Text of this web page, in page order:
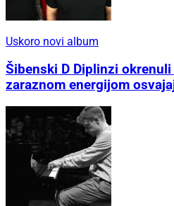
Uskoro novi album
Šibenski D Diplinzi
zaraznom energijom